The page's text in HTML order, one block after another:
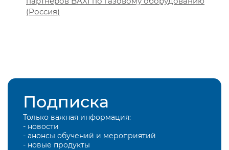
(Россия)
Подписка
Только важная информация:
- новости
- анонсы обучений и мероприятий
- новые продукты